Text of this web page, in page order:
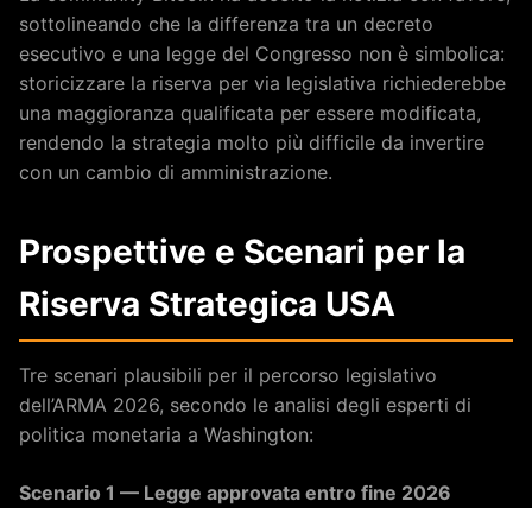
sottolineando che la differenza tra un decreto
esecutivo e una legge del Congresso non è simbolica:
storicizzare la riserva per via legislativa richiederebbe
una maggioranza qualificata per essere modificata,
rendendo la strategia molto più difficile da invertire
con un cambio di amministrazione.
Prospettive e Scenari per la
Riserva Strategica USA
Tre scenari plausibili per il percorso legislativo
dell’ARMA 2026, secondo le analisi degli esperti di
politica monetaria a Washington:
Scenario 1 — Legge approvata entro fine 2026